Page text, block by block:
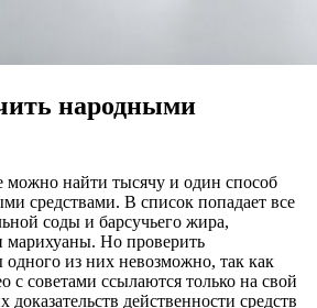
народными
найти тысячу и один способ
средствами. В список попадает все
соды и барсучьего жира,
марихуаны. Но проверить
одного из них невозможно, так как
с советами ссылаются только на свой
действенности средств